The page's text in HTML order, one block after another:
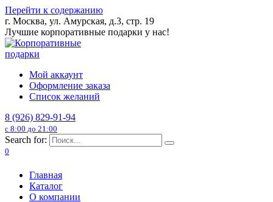
Перейти к содержанию
г. Москва, ул. Амурская, д.3, стр. 19
Лучшие корпоративные подарки у нас!
Мой аккаунт
Оформление заказа
Список желаний
8 (926) 829-91-94
с 8:00 до 21:00
Search for:
0
Главная
Каталог
О компании